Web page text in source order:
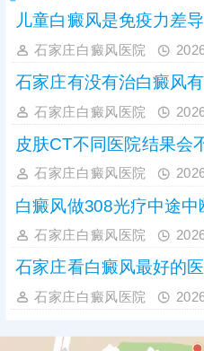
儿童白癜风是免疫力差
石家庄白癜风医院
石家庄有没有治白癜风
石家庄白癜风医院
皮肤CT不同医院结果会
石家庄白癜风医院
白癜风做308光疗中途
石家庄白癜风医院
石家庄看白癜风最好的
石家庄白癜风医院